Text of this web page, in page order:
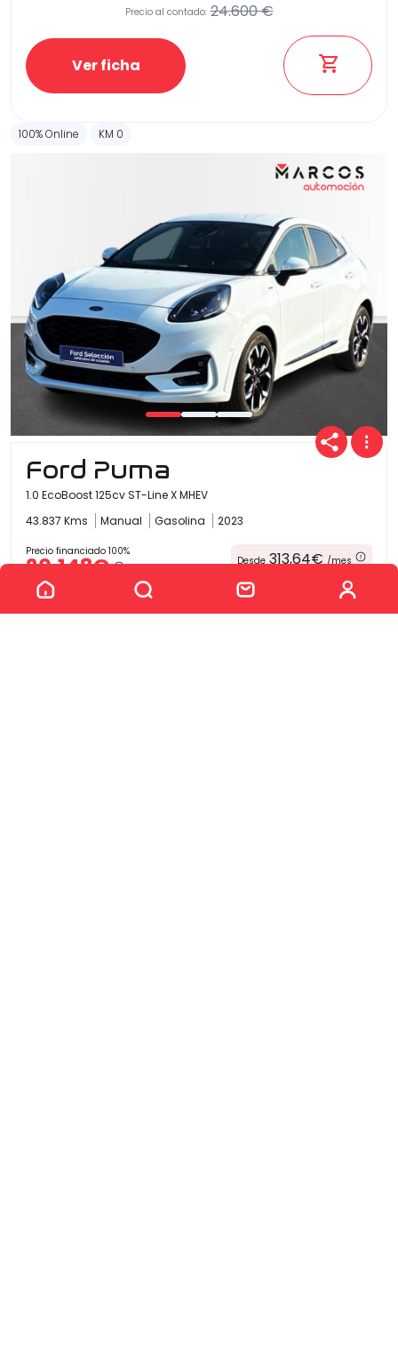
Ver los 34 coches
Precio al contado: 24.600 €
Ver ficha
100% Online KM 0
Ford Puma
1.0 EcoBoost 125cv ST-Line X MHEV
43.837 Kms
Manual Gasolina 2023
Precio financiado 100%
20.148€ Desde 313,64€/mes
21.900 €